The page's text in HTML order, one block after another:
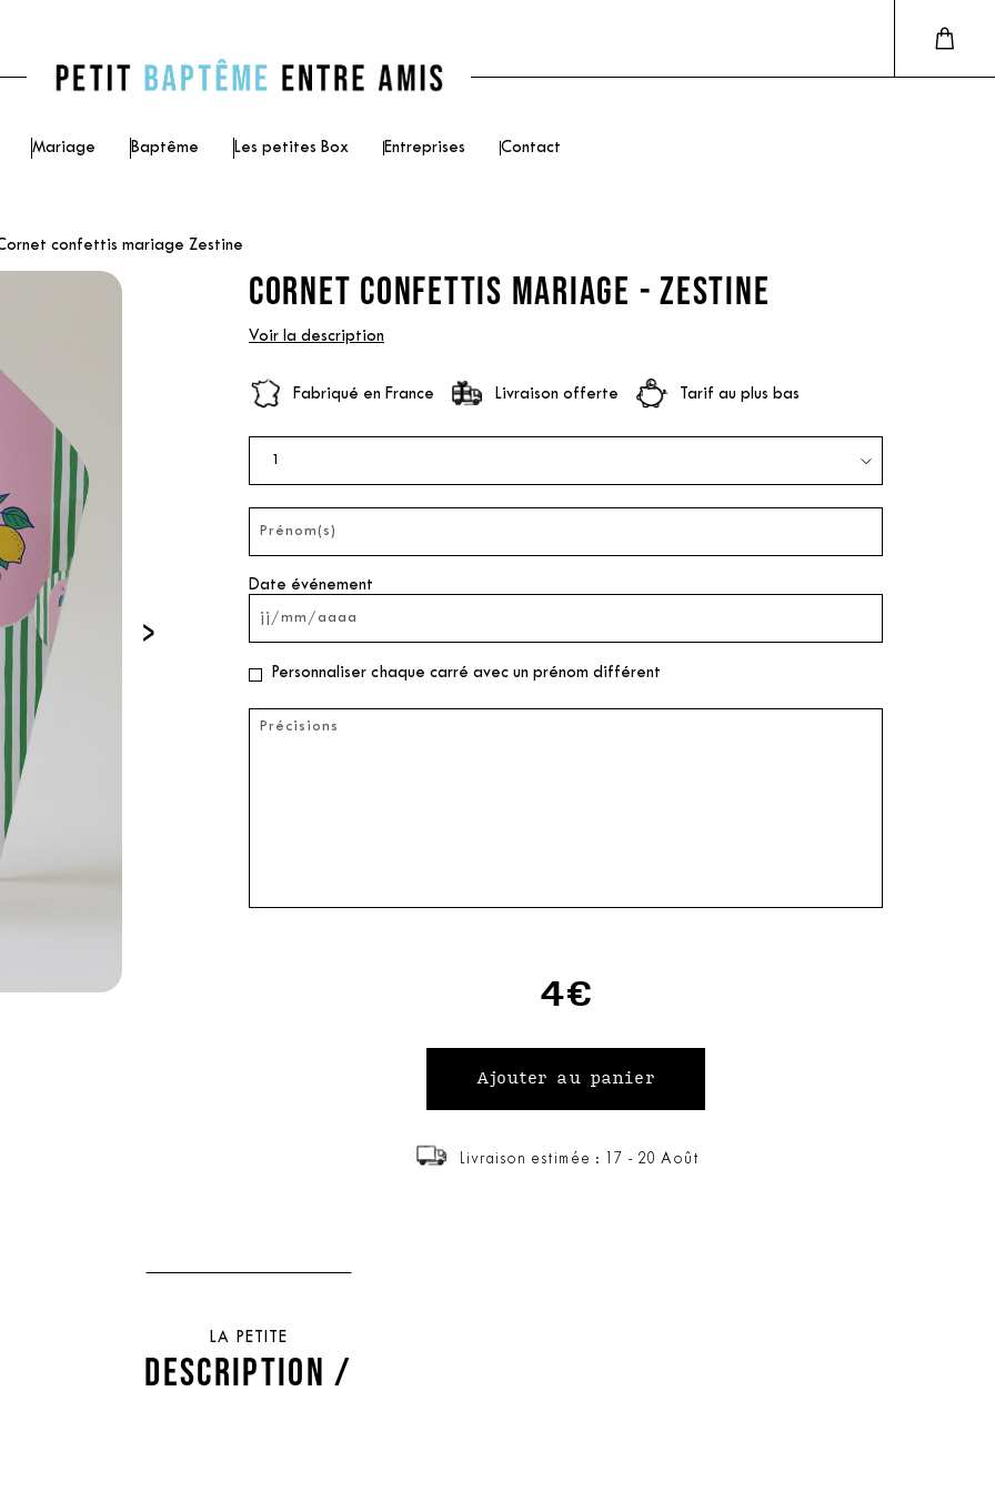
Mariage Baptême Les petites Box Entreprises Contact
confettis mariage Zestine
›
CORNET CONFETTIS MARIAGE - ZESTINE
Voir la description
Fabriqué en France Livraison offerte Tarif au plus bas
Date événement
Personnaliser chaque carré avec un prénom différent
4€
Livraison estimée : 17 - 20 Août
LA PETITE
DESCRIPTION /